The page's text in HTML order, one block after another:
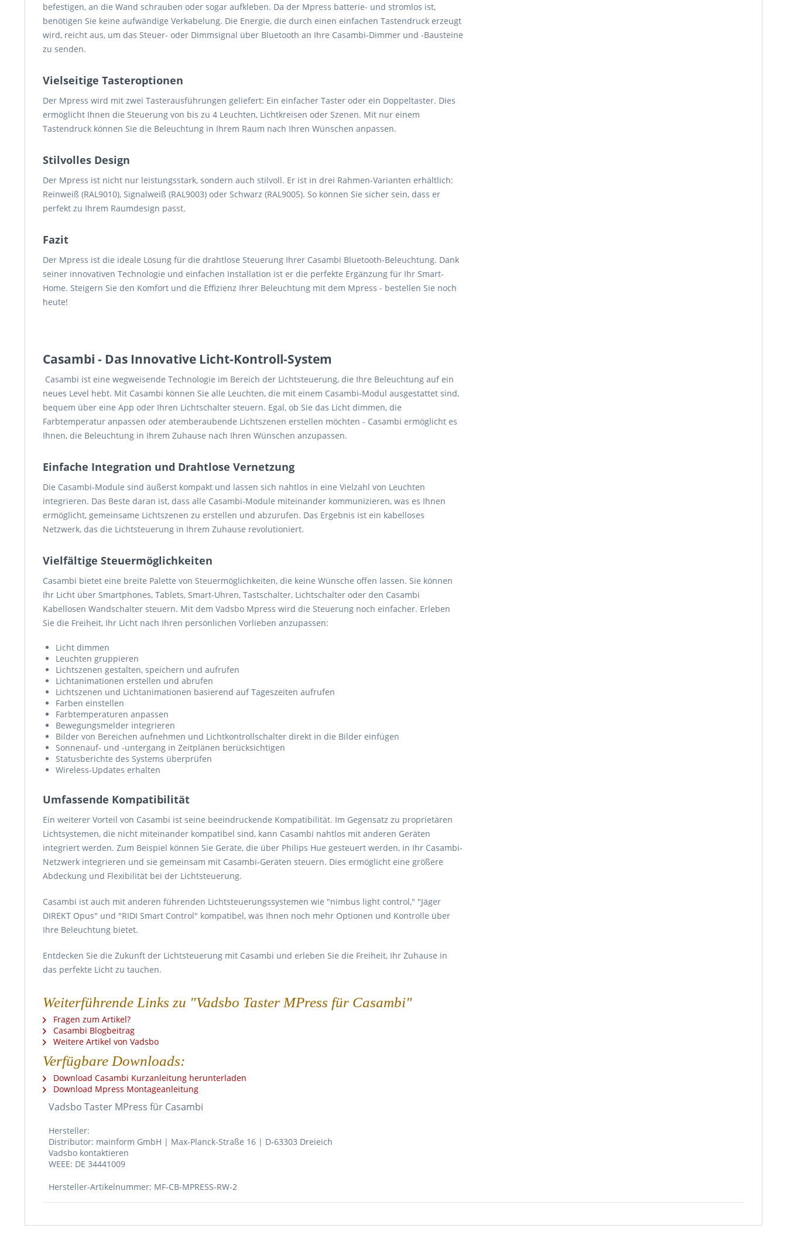
befestigen, an die Wand schrauben oder sogar aufkleben. Da der Mpress batterie- und stromlos ist,
benötigen Sie keine aufwändige Verkabelung. Die Energie, die durch einen einfachen Tastendruck erzeugt
wird, reicht aus, um das Steuer- oder Dimmsignal über Bluetooth an Ihre Casambi-Dimmer und -Bausteine
zu senden.
Vielseitige Tasteroptionen
Der Mpress wird mit zwei Tasterausführungen geliefert: Ein einfacher Taster oder ein Doppeltaster. Dies
ermöglicht Ihnen die Steuerung von bis zu 4 Leuchten, Lichtkreisen oder Szenen. Mit nur einem
Tastendruck können Sie die Beleuchtung in Ihrem Raum nach Ihren Wünschen anpassen.
Stilvolles Design
Der Mpress ist nicht nur leistungsstark, sondern auch stilvoll. Er ist in drei Rahmen-Varianten erhältlich:
Reinweiß (RAL9010), Signalweiß (RAL9003) oder Schwarz (RAL9005). So können Sie sicher sein, dass er
perfekt zu Ihrem Raumdesign passt.
Fazit
Der Mpress ist die ideale Lösung für die drahtlose Steuerung Ihrer Casambi Bluetooth-Beleuchtung. Dank
seiner innovativen Technologie und einfachen Installation ist er die perfekte Ergänzung für Ihr Smart-
Home. Steigern Sie den Komfort und die Effizienz Ihrer Beleuchtung mit dem Mpress - bestellen Sie noch
heute!
Casambi - Das Innovative Licht-Kontroll-System
Casambi ist eine wegweisende Technologie im Bereich der Lichtsteuerung, die Ihre Beleuchtung auf ein
neues Level hebt. Mit Casambi können Sie alle Leuchten, die mit einem Casambi-Modul ausgestattet sind,
bequem über eine App oder Ihren Lichtschalter steuern. Egal, ob Sie das Licht dimmen, die
Farbtemperatur anpassen oder atemberaubende Lichtszenen erstellen möchten - Casambi ermöglicht es
Ihnen, die Beleuchtung in Ihrem Zuhause nach Ihren Wünschen anzupassen.
Einfache Integration und Drahtlose Vernetzung
Die Casambi-Module sind äußerst kompakt und lassen sich nahtlos in eine Vielzahl von Leuchten
integrieren. Das Beste daran ist, dass alle Casambi-Module miteinander kommunizieren, was es Ihnen
ermöglicht, gemeinsame Lichtszenen zu erstellen und abzurufen. Das Ergebnis ist ein kabelloses
Netzwerk, das die Lichtsteuerung in Ihrem Zuhause revolutioniert.
Vielfältige Steuermöglichkeiten
Casambi bietet eine breite Palette von Steuermöglichkeiten, die keine Wünsche offen lassen. Sie können
Ihr Licht über Smartphones, Tablets, Smart-Uhren, Tastschalter, Lichtschalter oder den Casambi
Kabellosen Wandschalter steuern. Mit dem Vadsbo Mpress wird die Steuerung noch einfacher. Erleben
Sie die Freiheit, Ihr Licht nach Ihren persönlichen Vorlieben anzupassen:
Licht dimmen
Leuchten gruppieren
Lichtszenen gestalten, speichern und aufrufen
Lichtanimationen erstellen und abrufen
Lichtszenen und Lichtanimationen basierend auf Tageszeiten aufrufen
Farben einstellen
Farbtemperaturen anpassen
Bewegungsmelder integrieren
Bilder von Bereichen aufnehmen und Lichtkontrollschalter direkt in die Bilder einfügen
Sonnenauf- und -untergang in Zeitplänen berücksichtigen
Statusberichte des Systems überprüfen
Wireless-Updates erhalten
Umfassende Kompatibilität
Ein weiterer Vorteil von Casambi ist seine beeindruckende Kompatibilität. Im Gegensatz zu proprietären
Lichtsystemen, die nicht miteinander kompatibel sind, kann Casambi nahtlos mit anderen Geräten
integriert werden. Zum Beispiel können Sie Geräte, die über Philips Hue gesteuert werden, in Ihr Casambi-
Netzwerk integrieren und sie gemeinsam mit Casambi-Geräten steuern. Dies ermöglicht eine größere
Abdeckung und Flexibilität bei der Lichtsteuerung.
Casambi ist auch mit anderen führenden Lichtsteuerungssystemen wie "nimbus light control," "Jäger
DIREKT Opus" und "RIDI Smart Control" kompatibel, was Ihnen noch mehr Optionen und Kontrolle über
Ihre Beleuchtung bietet.
Entdecken Sie die Zukunft der Lichtsteuerung mit Casambi und erleben Sie die Freiheit, Ihr Zuhause in
das perfekte Licht zu tauchen.
Weiterführende Links zu "Vadsbo Taster MPress für Casambi"
Fragen zum Artikel?
Casambi Blogbeitrag
Weitere Artikel von Vadsbo
Verfügbare Downloads:
Download Casambi Kurzanleitung herunterladen
Download Mpress Montageanleitung
Vadsbo Taster MPress für Casambi
Hersteller:
Distributor: mainform GmbH | Max-Planck-Straße 16 | D-63303 Dreieich
Vadsbo kontaktieren
WEEE: DE 34441009
Hersteller-Artikelnummer: MF-CB-MPRESS-RW-2